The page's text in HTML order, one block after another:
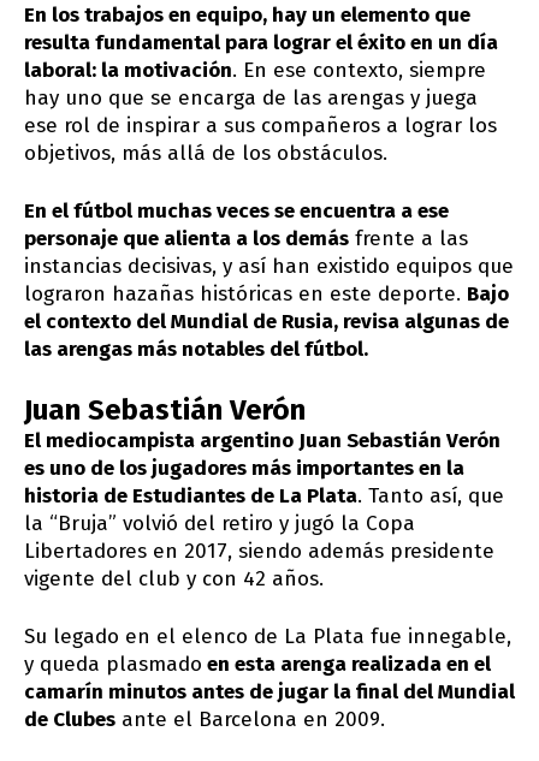
En los trabajos en equipo, hay un elemento que
resulta fundamental para lograr el éxito en un día
laboral: la motivación. En ese contexto, siempre
hay uno que se encarga de las arengas y juega
ese rol de inspirar a sus compañeros a lograr los
objetivos, más allá de los obstáculos.
En el fútbol muchas veces se encuentra a ese
personaje que alienta a los demás frente a las
instancias decisivas, y así han existido equipos que
lograron hazañas históricas en este deporte. Bajo
el contexto del Mundial de Rusia, revisa algunas de
las arengas más notables del fútbol.
Juan Sebastián Verón
El mediocampista argentino Juan Sebastián Verón
es uno de los jugadores más importantes en la
historia de Estudiantes de La Plata. Tanto así, que
la “Bruja” volvió del retiro y jugó la Copa
Libertadores en 2017, siendo además presidente
vigente del club y con 42 años.
Su legado en el elenco de La Plata fue innegable,
y queda plasmado en esta arenga realizada en el
camarín minutos antes de jugar la final del Mundial
de Clubes ante el Barcelona en 2009.